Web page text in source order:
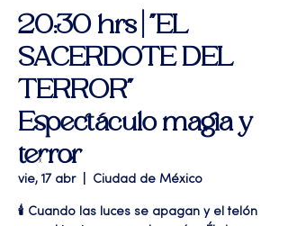
20:30 hrs | "EL
SACERDOTE DEL
TERROR"
Espectáculo magia y
terror
vie, 17 abr
  |
Ciudad de México
🕯️ Cuando las luces se apagan y el telón